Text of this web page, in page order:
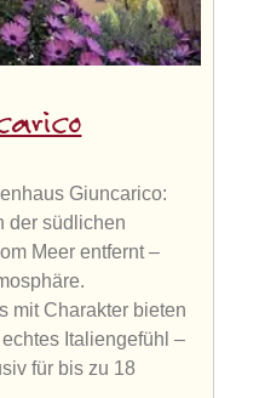
Giuncarico:
der südlichen
Meer entfernt –
mit Charakter bieten
Italiengefühl –
für bis zu 18